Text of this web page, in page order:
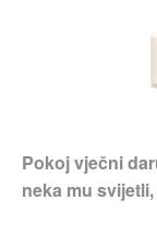
Pokoj vječni
neka mu